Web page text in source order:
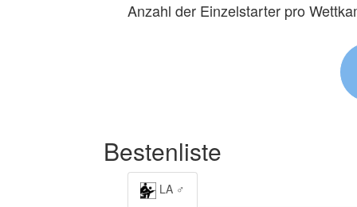
Anzahl der Einzelstarter pro
Bestenliste
LA ♂